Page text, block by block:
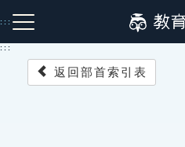
到
主
:::
:::
返回部首索引表